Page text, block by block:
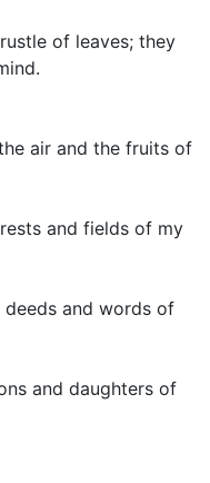
of leaves; they
air and the fruits of
and fields of my
deeds and words of
and daughters of